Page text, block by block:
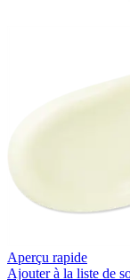
Aperçu rapide
Ajouter à la liste de